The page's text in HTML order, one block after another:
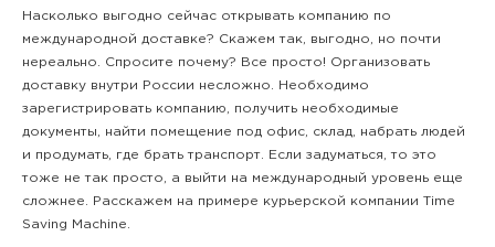
Насколько выгодно сейчас открывать компанию по
международной доставке? Скажем так, выгодно, но почти
нереально. Спросите почему? Все просто! Организовать
доставку внутри России несложно. Необходимо
зарегистрировать компанию, получить необходимые
документы, найти помещение под офис, склад, набрать людей
и продумать, где брать транспорт. Если задуматься, то это
тоже не так просто, а выйти на международный уровень еще
сложнее. Расскажем на примере курьерской компании Time
Saving Machine.